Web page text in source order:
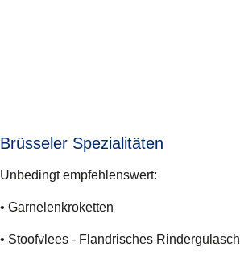
Brüsseler Spezialitäten
Unbedingt empfehlenswert:
• Garnelenkroketten
• Stoofvlees - Flandrisches Rindergulasch